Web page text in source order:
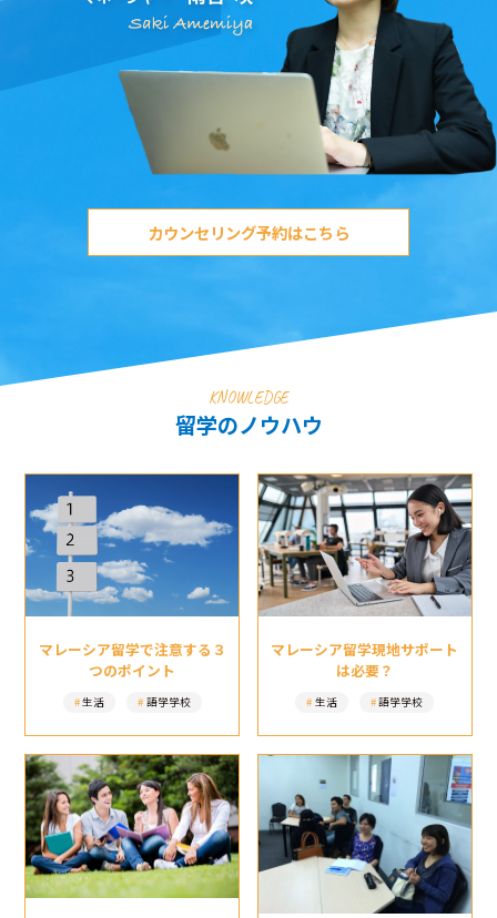
カウンセリング予約はこちら
KNOWLEDGE
留学のノウハウ
マレーシア留学で注意する３
つのポイント
生活 語学学校
マレーシア留学現地サポート
は必要？
生活 語学学校